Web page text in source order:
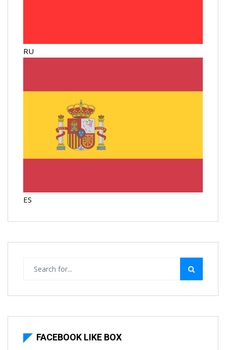
RU
ES
FACEBOOK LIKE BOX